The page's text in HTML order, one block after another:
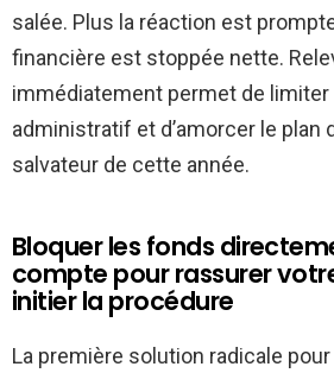
salée. Plus la réaction est
financière est stoppée nette.
immédiatement permet de limiter
administratif et d’amorcer le plan
salvateur de cette année.
Bloquer les fonds
compte pour rassurer
initier la procédure
La première solution radicale